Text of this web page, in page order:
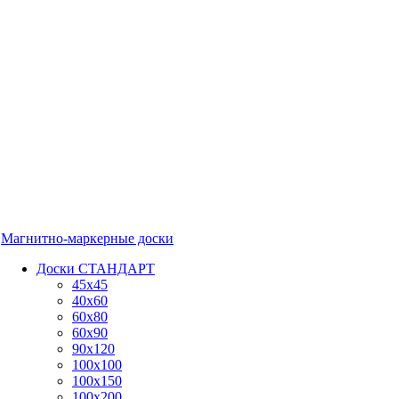
Магнитно-маркерные доски
Доски СТАНДАРТ
45x45
40x60
60x80
60x90
90x120
100x100
100x150